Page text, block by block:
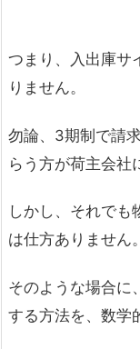
つまり、入出庫サ
りません。
勿論、3期制で請
らう方が荷主会社
しかし、それでも
は仕方ありません。
そのような場合に
する方法を、数学